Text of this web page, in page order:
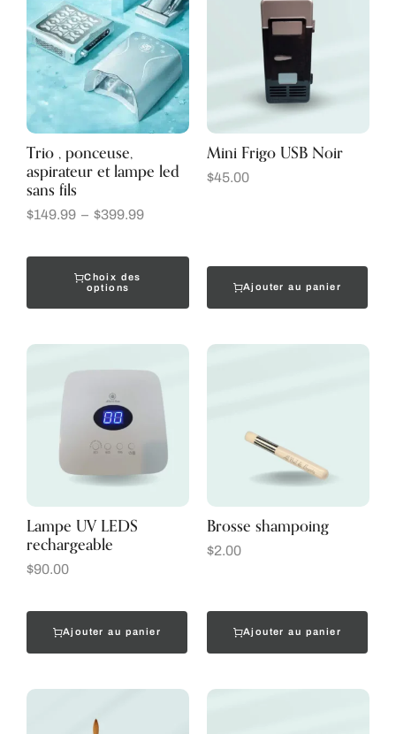
Trio , ponceuse,
aspirateur et lampe led
sans fils
$149.99 – $399.99
Choix des
options
Mini Frigo USB Noir
$45.00
Ajouter au panier
Lampe UV LEDS
rechargeable
$90.00
Ajouter au panier
Brosse shampoing
$2.00
Ajouter au panier